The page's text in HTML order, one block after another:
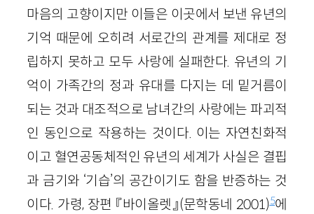
마음의 고향이지만 이들은 이곳에서 보낸 유년의
기억 때문에 오히려 서로간의 관계를 제대로 정
립하지 못하고 모두 사랑에 실패한다. 유년의 기
억이 가족간의 정과 유대를 다지는 데 밑거름이
되는 것과 대조적으로 남녀간의 사랑에는 파괴적
인 동인으로 작용하는 것이다. 이는 자연친화적
이고 혈연공동체적인 유년의 세계가 사실은 결핍
과 금기와 ‘기습’의 공간이기도 함을 반증하는 것
이다. 가령, 장편 『바이올렛』(문학동네 2001)5에